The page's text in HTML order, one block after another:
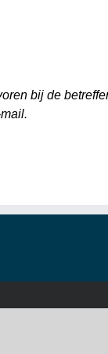
bij de